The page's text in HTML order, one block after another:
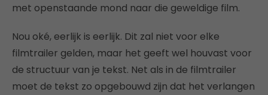
met openstaande mond naar die geweldige film.
Nou oké, eerlijk is eerlijk. Dit zal niet voor elke
filmtrailer gelden, maar het geeft wel houvast voor
de structuur van je tekst. Net als in de filmtrailer
moet de tekst zo opgebouwd zijn dat het verlangen